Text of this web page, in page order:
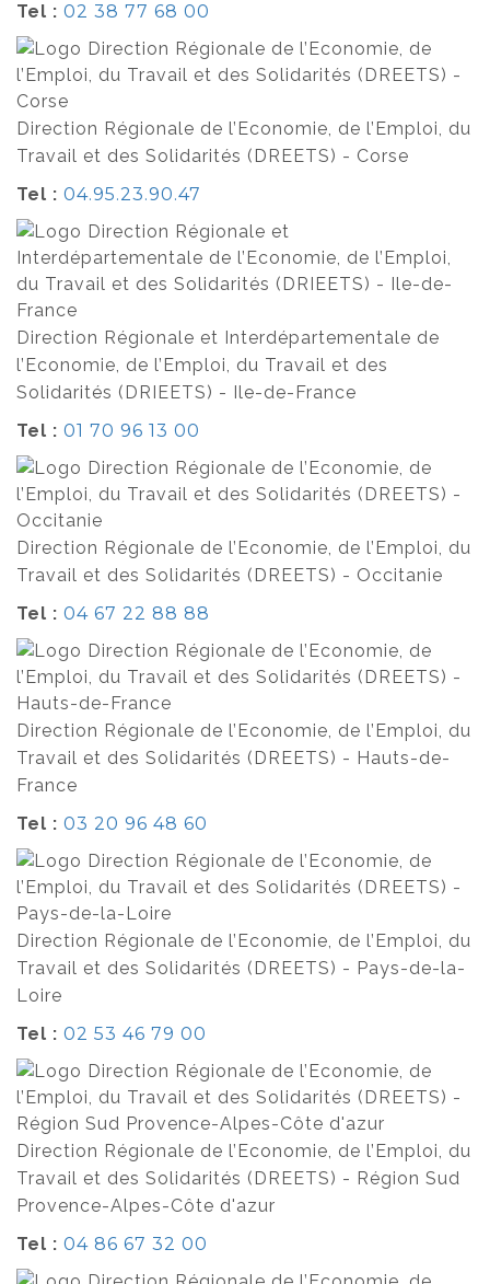
Tel : 02 38 77 68 00
Direction Régionale de l’Economie, de l’Emploi, du
Travail et des Solidarités (DREETS) - Corse
Tel : 04.95.23.90.47
Direction Régionale et Interdépartementale de
l’Economie, de l’Emploi, du Travail et des
Solidarités (DRIEETS) - Ile-de-France
Tel : 01 70 96 13 00
Direction Régionale de l’Economie, de l’Emploi, du
Travail et des Solidarités (DREETS) - Occitanie
Tel : 04 67 22 88 88
Direction Régionale de l’Economie, de l’Emploi, du
Travail et des Solidarités (DREETS) - Hauts-de-
France
Tel : 03 20 96 48 60
Direction Régionale de l’Economie, de l’Emploi, du
Travail et des Solidarités (DREETS) - Pays-de-la-
Loire
Tel : 02 53 46 79 00
Direction Régionale de l’Economie, de l’Emploi, du
Travail et des Solidarités (DREETS) - Région Sud
Provence-Alpes-Côte d'azur
Tel : 04 86 67 32 00